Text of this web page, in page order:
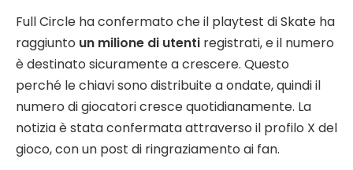
Full Circle ha confermato che il playtest di Skate ha
raggiunto un milione di utenti registrati, e il numero
è destinato sicuramente a crescere. Questo
perché le chiavi sono distribuite a ondate, quindi il
numero di giocatori cresce quotidianamente. La
notizia è stata confermata attraverso il profilo X del
gioco, con un post di ringraziamento ai fan.